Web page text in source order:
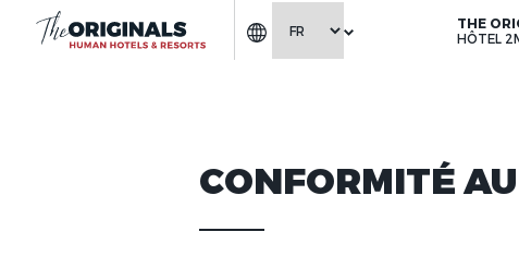
THE
HÔTEL
CONFORMITÉ